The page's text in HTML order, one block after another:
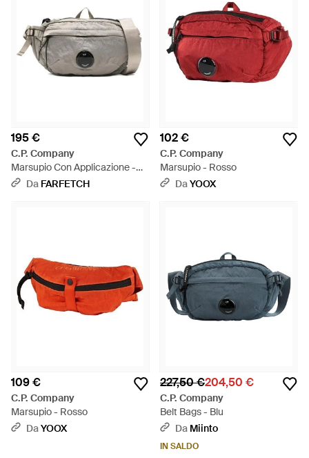
195 €
C.P. Company
Marsupio Con Applicazione -
Grigio
Da FARFETCH
102 €
C.P. Company
Marsupio - Rosso
DaYOOX
109 €
C.P. Company
Marsupio - Rosso
DaYOOX
227,50 €204,50 €
C.P. Company
Belt Bags - Blu
Da Miinto
IN SALDO